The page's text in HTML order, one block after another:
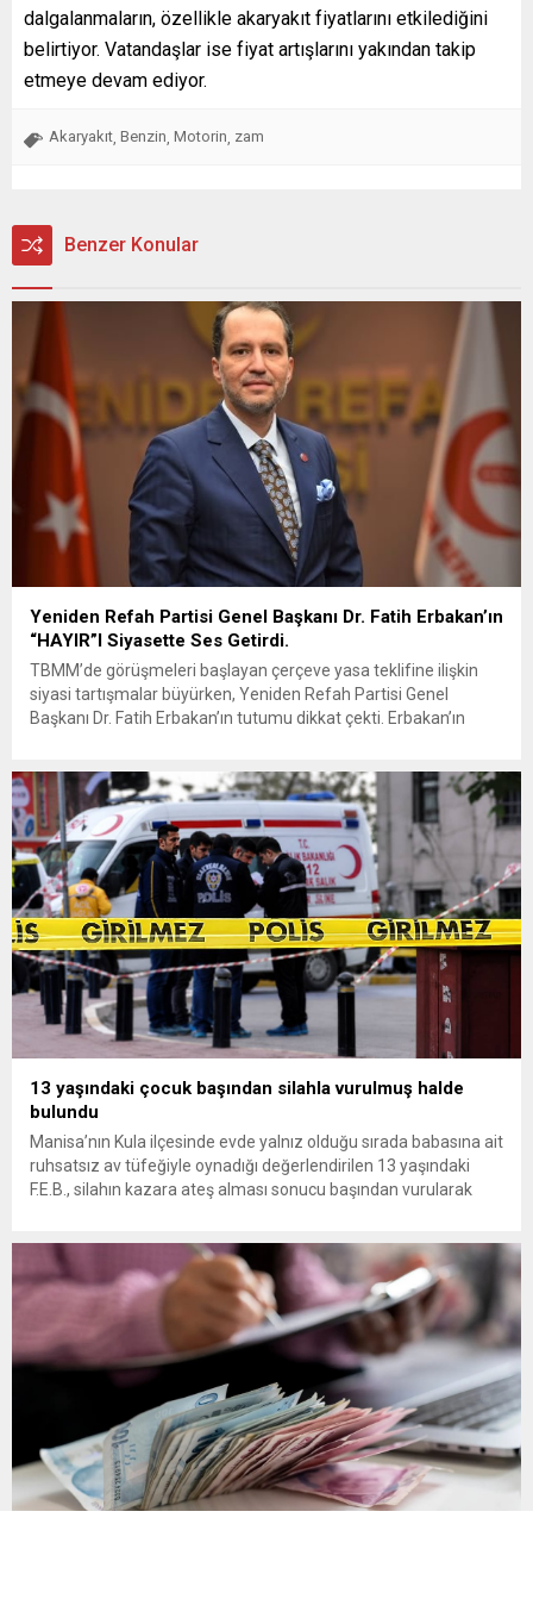
dalgalanmaların, özellikle akaryakıt fiyatlarını etkilediğini
belirtiyor. Vatandaşlar ise fiyat artışlarını yakından takip
etmeye devam ediyor.
Akaryakıt Benzin Motorin zam
Benzer Konular
Yeniden Refah Partisi Genel Başkanı Dr. Fatih Erbakan’ın
“HAYIR”I Siyasette Ses Getirdi.
TBMM’de görüşmeleri başlayan çerçeve yasa teklifine ilişkin
siyasi tartışmalar büyürken, Yeniden Refah Partisi Genel
Başkanı Dr. Fatih Erbakan’ın tutumu dikkat çekti. Erbakan’ın
Partisi Genel Başkanı Ümit Özdağ’dan dikkat çeken destek
geldi. Türkiye Büyük Millet Meclisi’nde...
13 yaşındaki çocuk başından silahla vurulmuş halde
bulundu
Manisa’nın Kula ilçesinde evde yalnız olduğu sırada babasına ait
ruhsatsız av tüfeğiyle oynadığı değerlendirilen 13 yaşındaki
F.E.B., silahın kazara ateş alması sonucu başından vurularak
evinde başından silahla vurulmuş halde ölü bulundu. Edinilen
bilgilere göre, mahalledeki...